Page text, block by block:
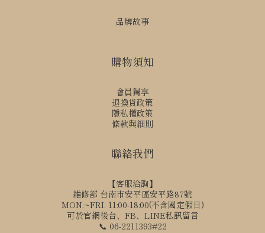
品牌故事
購物須知
會員獨享
退換貨政策
隱私權政策
條款與細則
聯絡我們
【客服洽詢】
維修部 台南市安平區安平路87號
MON.~FRI. 11:00-18:00(不含國定假日)
可於官網後台、FB、LINE私訊留言
📞 06-2211393#22